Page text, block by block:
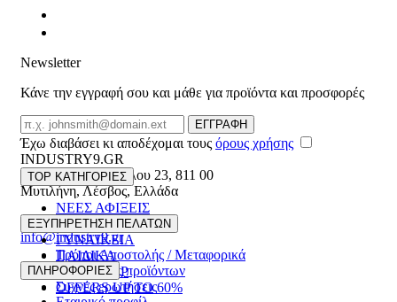
Newsletter
Κάνε την εγγραφή σου και μάθε για προϊόντα και προσφορές
Email
ΕΓΓΡΑΦΗ
Έχω διαβάσει κι αποδέχομαι τους όρους χρήσης
INDUSTRY9.GR
Ελευθέριου Βενιζέλου 23, 811 00
Μυτιλήνη,Λέσβος,Ελλάδα
22510 55629
info@industry9.gr
TOP ΚΑΤΗΓΟΡΙΕΣ
ΝΕΕΣ ΑΦΙΞΕΙΣ
ΑΝΔΡΙΚΑ
ΓΥΝΑΙΚΕΙΑ
ΠΑΙΔΙΚΑ
ΑΞΕΣΟΥΑΡ
OFFERS UP TO 60%
ΕΞΥΠΗΡΕΤΗΣΗ ΠΕΛΑΤΩΝ
Τρόποι Αποστολής / Μεταφορικά
Επιστροφές προϊόντων
Συχνές ερωτήσεις
ΠΛΗΡΟΦΟΡΙΕΣ